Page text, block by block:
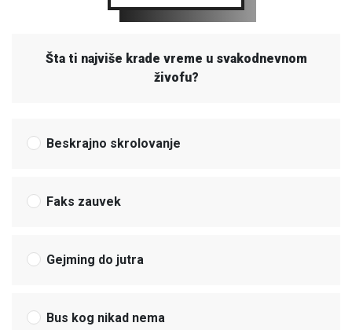
Šta ti najviše krade vreme u svakodnevnom
živofu?
Beskrajno skrolovanje
Faks zauvek
Gejming do jutra
Bus kog nikad nema